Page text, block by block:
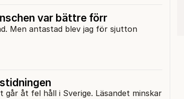
var bättre förr
Men antastad blev jag för sjutton
åt fel håll i Sverige. Läsandet minskar